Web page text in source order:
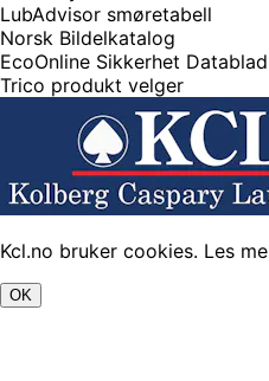
LubAdvisor smøretabell
Norsk Bildelkatalog
EcoOnline Sikkerhet Datablad
Trico produkt velger
Kcl.no bruker cookies. Les
OK